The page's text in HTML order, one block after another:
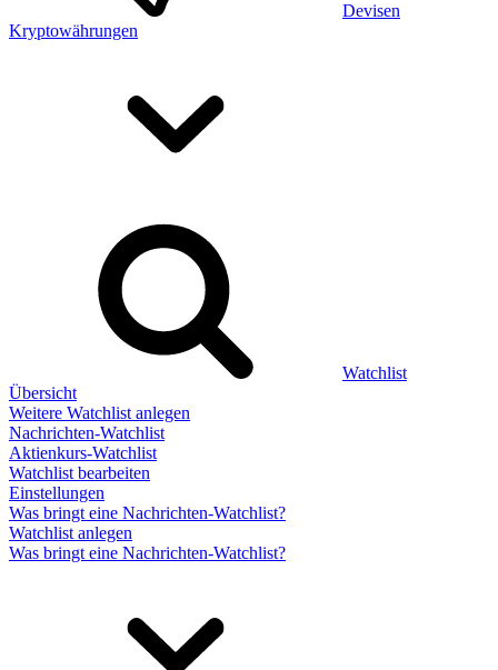
Devisen
Kryptowährungen
Watchlist
Übersicht
Weitere Watchlist anlegen
Nachrichten-Watchlist
Aktienkurs-Watchlist
Watchlist bearbeiten
Einstellungen
Was bringt eine Nachrichten-Watchlist?
Watchlist anlegen
Was bringt eine Nachrichten-Watchlist?